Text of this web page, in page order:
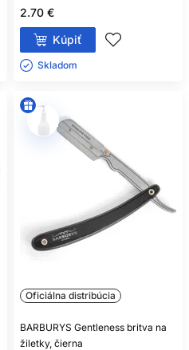
2.70 €
Kúpiť
Skladom ㅤ
Oficiálna distribúcia
BARBURYS Gentleness britva na
žiletky, čierna